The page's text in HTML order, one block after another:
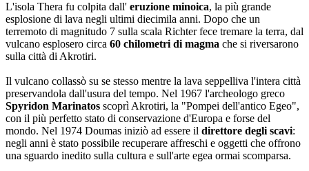
L'isola Thera fu colpita dall' eruzione minoica, la più grande
esplosione di lava negli ultimi diecimila anni. Dopo che un
terremoto di magnitudo 7 sulla scala Richter fece tremare la terra, dal
vulcano esplosero circa 60 chilometri di magma che si riversarono
sulla città di Akrotiri.
Il vulcano collassò su se stesso mentre la lava seppelliva l'intera città
preservandola dall'usura del tempo. Nel 1967 l'archeologo greco
Spyridon Marinatos scoprì Akrotiri, la "Pompei dell'antico Egeo",
con il più perfetto stato di conservazione d'Europa e forse del
mondo. Nel 1974 Doumas iniziò ad essere il direttore degli scavi:
negli anni è stato possibile recuperare affreschi e oggetti che offrono
una sguardo inedito sulla cultura e sull'arte egea ormai scomparsa.